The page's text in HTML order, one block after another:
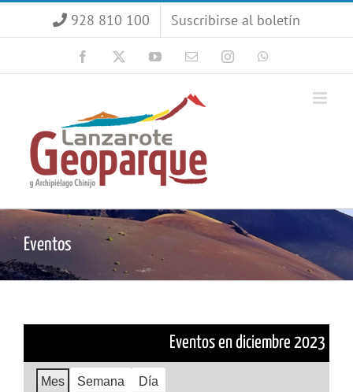
928 810 100 Suscribirse al boletín
Facebook YouTubeCorreoInstagram
Eventos
Eventos en diciembre 2023
Mes Semana Día